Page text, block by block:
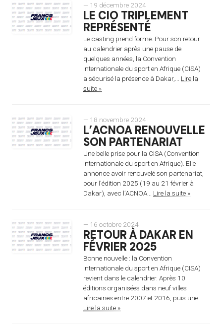
— 19 décembre 2024
LE CIO TRIPLEMENT
REPRÉSENTÉ
Le casting prend forme. Pour son retour
au calendrier après une pause de
quelques années, la Convention
internationale du sport en Afrique (CISA)
a sécurisé la présence à Dakar,... Lire la
suite »
— 18 novembre 2024
L’ACNOA RENOUVELLE
SON PARTENARIAT
Une belle prise pour la CISA (Convention
internationale du sport en Afrique). Elle
annonce avoir renouvelé son partenariat,
pour l’édition 2025 (19 au 21 février à
Dakar), avec l’ACNOA... Lire la suite »
— 16 octobre 2024
RETOUR À DAKAR EN
FÉVRIER 2025
Bonne nouvelle : la Convention
internationale du sport en Afrique (CISA)
revient dans le calendrier. Après 10
éditions organisées dans neuf villes
africaines entre 2007 et 2016, puis une...
Lire la suite »